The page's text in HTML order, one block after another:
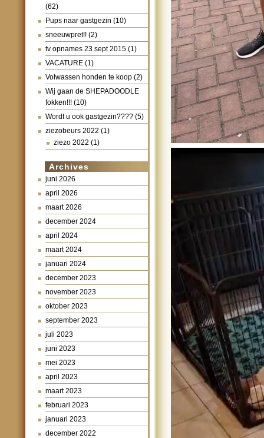
(62)
Pups naar gastgezin (10)
sneeuwpret!! (2)
tv opnames 23 sept 2015 (1)
VACATURE (1)
Volwassen honden te koop (2)
Wij gaan de SHEPADOODLE
fokken!!! (10)
Wordt u ook gastgezin???? (5)
ziezobeurs 2022 (1)
ziezo 2022 (1)
Archives
juni 2026
april 2026
maart 2026
december 2024
april 2024
maart 2024
januari 2024
december 2023
november 2023
oktober 2023
september 2023
juli 2023
juni 2023
mei 2023
april 2023
maart 2023
februari 2023
januari 2023
december 2022